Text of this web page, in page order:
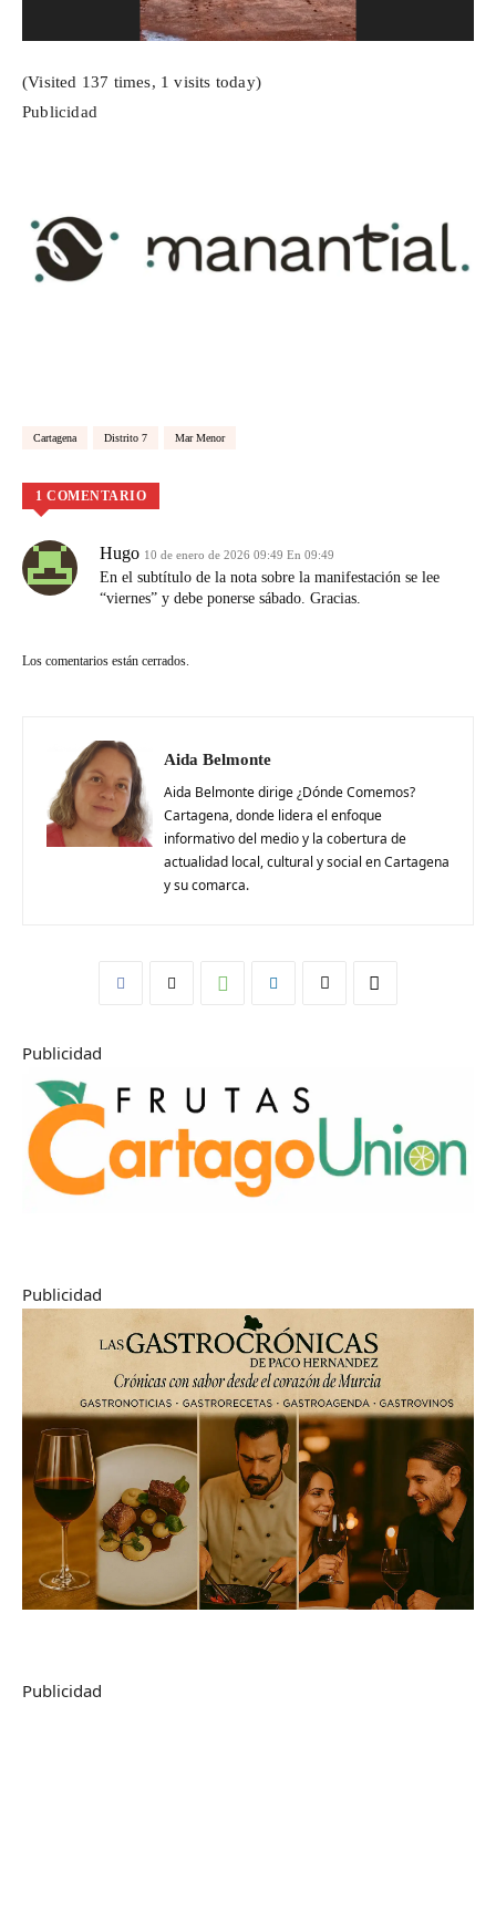
(Visited 137 times, 1 visits today)
Publicidad
Cartagena Distrito 7 Mar Menor
1 COMENTARIO
Hugo 10 de enero de 2026 09:49 En 09:49
En el subtítulo de la nota sobre la manifestación se lee
“viernes” y debe ponerse sábado. Gracias.
Los comentarios están cerrados.
Aida Belmonte
Aida Belmonte dirige ¿Dónde Comemos?
Cartagena, donde lidera el enfoque
informativo del medio y la cobertura de
actualidad local, cultural y social en Cartagena
y su comarca.
Publicidad
Publicidad
Publicidad